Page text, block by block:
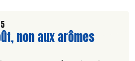
l'article
non aux arômes